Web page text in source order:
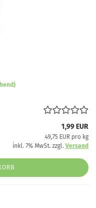
1,99 EUR
49,75 EUR pro kg
inkl. 7% MwSt. zzgl. Versand